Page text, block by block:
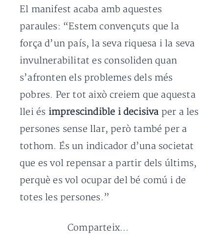
El manifest acaba amb aquestes
paraules: “Estem convençuts que la
força d’un país, la seva riquesa i la seva
invulnerabilitat es consoliden quan
s’afronten els problemes dels més
pobres. Per tot això creiem que aquesta
llei és imprescindible i decisivaper a les
persones sense llar, però també per a
tothom. És un indicador d’una societat
que es vol repensar a partir dels últims,
perquè es vol ocupar del bé comú i de
totes les persones.”
Comparteix...